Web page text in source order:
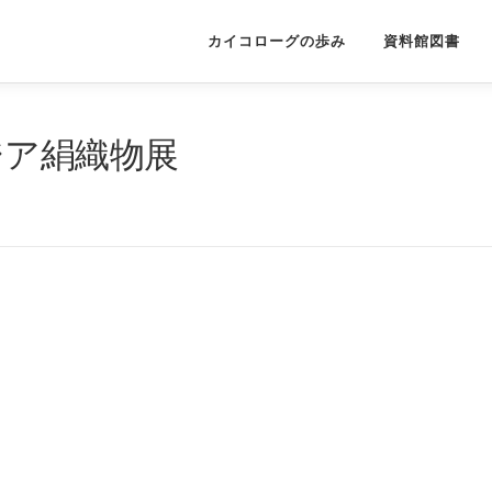
カイコローグの歩み 資料館図書
絹織物展